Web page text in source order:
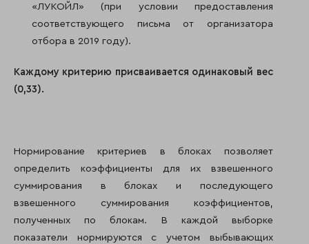
«ЛУКОЙЛ» (при условии предоставления
соответствующего письма от организатора
отбора в 2019 году).
Каждому критерию присваивается одинаковый вес
(0,33).
Нормирование критериев в блоках позволяет
определить коэффициенты для их взвешенного
суммирования в блоках и последующего
взвешенного суммирования коэффициентов,
полученных по блокам. В каждой выборке
показатели нормируются с учетом выбывающих